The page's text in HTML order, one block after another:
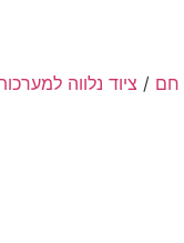
חם / ציוד נלווה